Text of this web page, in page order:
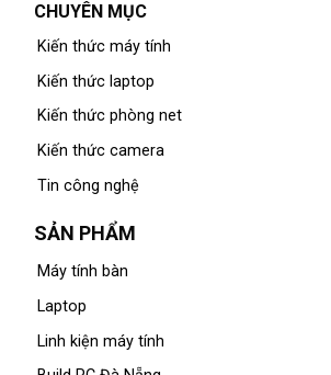
CHUYÊN MỤC
Kiến thức máy tính
Kiến thức laptop
Kiến thức phòng net
Kiến thức camera
Tin công nghệ
SẢN PHẨM
Máy tính bàn
Laptop
Linh kiện máy tính